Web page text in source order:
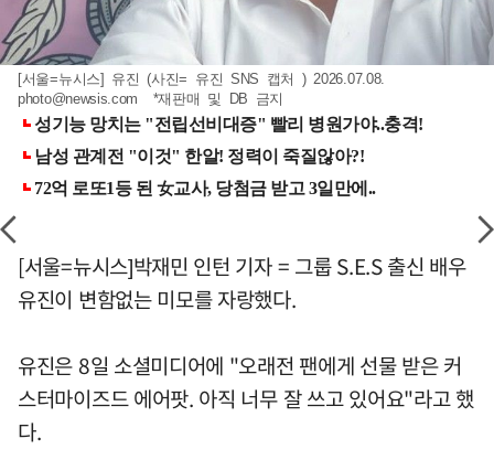
[서울=뉴시스] 유진 (사진= 유진 SNS 캡처 ) 2026.07.08.
photo@newsis.com *재판매 및 DB 금지
[서울=뉴시스]박재민 인턴 기자 = 그룹 S.E.S 출신 배우
유진이 변함없는 미모를 자랑했다.
유진은 8일 소셜미디어에 "오래전 팬에게 선물 받은 커
스터마이즈드 에어팟. 아직 너무 잘 쓰고 있어요"라고 했
다.